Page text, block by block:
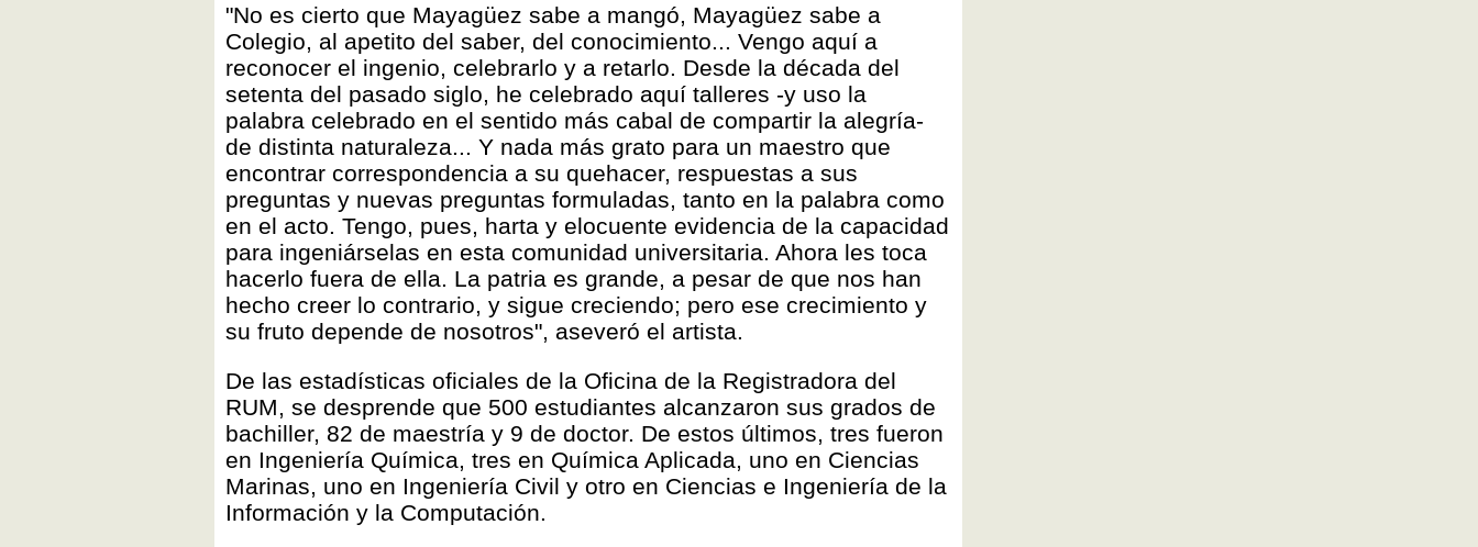
"No es cierto que Mayagüez sabe a mangó, Mayagüez sabe a
Colegio, al apetito del saber, del conocimiento... Vengo aquí a
reconocer el ingenio, celebrarlo y a retarlo. Desde la década del
setenta del pasado siglo, he celebrado aquí talleres -y uso la
palabra celebrado en el sentido más cabal de compartir la alegría-
de distinta naturaleza... Y nada más grato para un maestro que
encontrar correspondencia a su quehacer, respuestas a sus
preguntas y nuevas preguntas formuladas, tanto en la palabra como
en el acto. Tengo, pues, harta y elocuente evidencia de la capacidad
para ingeniárselas en esta comunidad universitaria. Ahora les toca
hacerlo fuera de ella. La patria es grande, a pesar de que nos han
hecho creer lo contrario, y sigue creciendo; pero ese crecimiento y
su fruto depende de nosotros", aseveró el artista.
De las estadísticas oficiales de la Oficina de la Registradora del
RUM, se desprende que 500 estudiantes alcanzaron sus grados de
bachiller, 82 de maestría y 9 de doctor. De estos últimos, tres fueron
en Ingeniería Química, tres en Química Aplicada, uno en Ciencias
Marinas, uno en Ingeniería Civil y otro en Ciencias e Ingeniería de la
Información y la Computación.